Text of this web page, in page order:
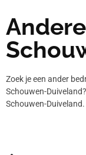
Zoek je een ander
Schouwen-
Schouwen-Duiveland.